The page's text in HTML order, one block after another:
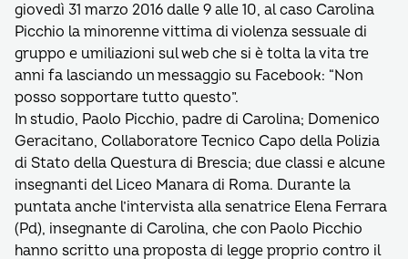
giovedì 31 marzo 2016 dalle 9 alle 10, al caso Carolina
Picchio la minorenne vittima di violenza sessuale di
gruppo e umiliazioni sul web che si è tolta la vita tre
anni fa lasciando un messaggio su Facebook: “Non
posso sopportare tutto questo”.
In studio, Paolo Picchio, padre di Carolina; Domenico
Geracitano, Collaboratore Tecnico Capo della Polizia
di Stato della Questura di Brescia; due classi e alcune
insegnanti del Liceo Manara di Roma. Durante la
puntata anche l’intervista alla senatrice Elena Ferrara
(Pd), insegnante di Carolina, che con Paolo Picchio
hanno scritto una proposta di legge proprio contro il